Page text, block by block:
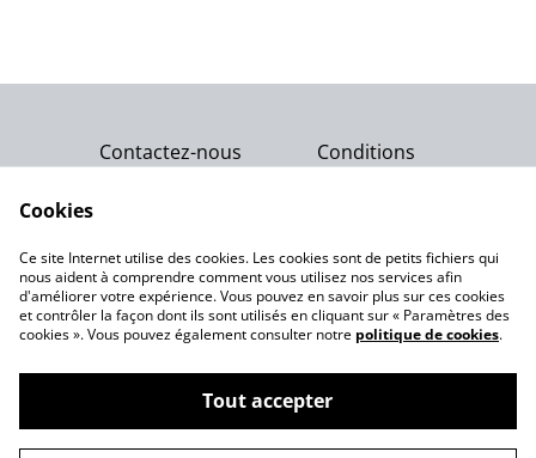
Contactez-nous
Conditions
Politique de
Politique de cookies
Notre engagement
©2026Gemme Celeste
Cookies
Ce site Internet utilise des cookies. Les cookies sont de petits fichiers qui
nous aident à comprendre comment vous utilisez nos services afin
d'améliorer votre expérience. Vous pouvez en savoir plus sur ces cookies
et contrôler la façon dont ils sont utilisés en cliquant sur « Paramètres des
cookies ». Vous pouvez également consulter notre politique de cookies.
Tout accepter